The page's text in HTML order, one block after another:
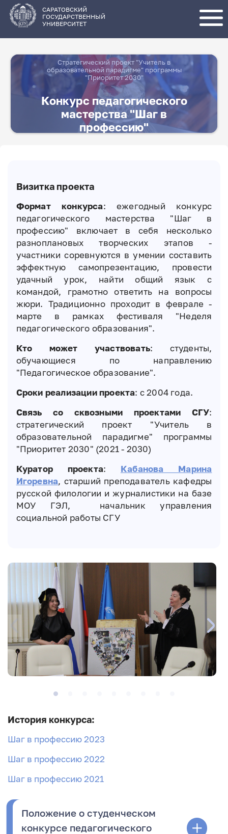
основному
содержанию
САРАТОВСКИЙ
ГОСУДАРСТВЕННЫЙ
УНИВЕРСИТЕТ
Стратегический проект "Учитель в
образовательной парадигме" программы
"Приоритет 2030"
Конкурс педагогического
мастерства "Шаг в
профессию"
Визитка проекта
Формат конкурса: ежегодный конкурс
педагогического мастерства "Шаг в
профессию" включает в себя несколько
разноплановых творческих этапов -
участники соревнуются в умении составить
эффектную самопрезентацию, провести
удачный урок, найти общий язык с
командой, грамотно ответить на вопросы
жюри. Традиционно проходит в феврале -
марте в рамках фестиваля "Неделя
педагогического образования".
Кто может участвовать: студенты,
обучающиеся по направлению
"Педагогическое образование".
Сроки реализации проекта: с 2004 года.
Связь со сквозными проектами СГУ:
стратегический проект "Учитель в
образовательной парадигме" программы
"Приоритет 2030" (2021 - 2030)
Куратор проекта:
Кабанова Марина
Игоревна, старший преподаватель кафедры
русской филологии и журналистики на базе
МОУ ГЭЛ, начальник управления
социальной работы СГУ
История конкурса:
Шаг в профессию 2023
Шаг в профессию 2022
Шаг в профессию 2021
Положение о студенческом
конкурсе педагогического